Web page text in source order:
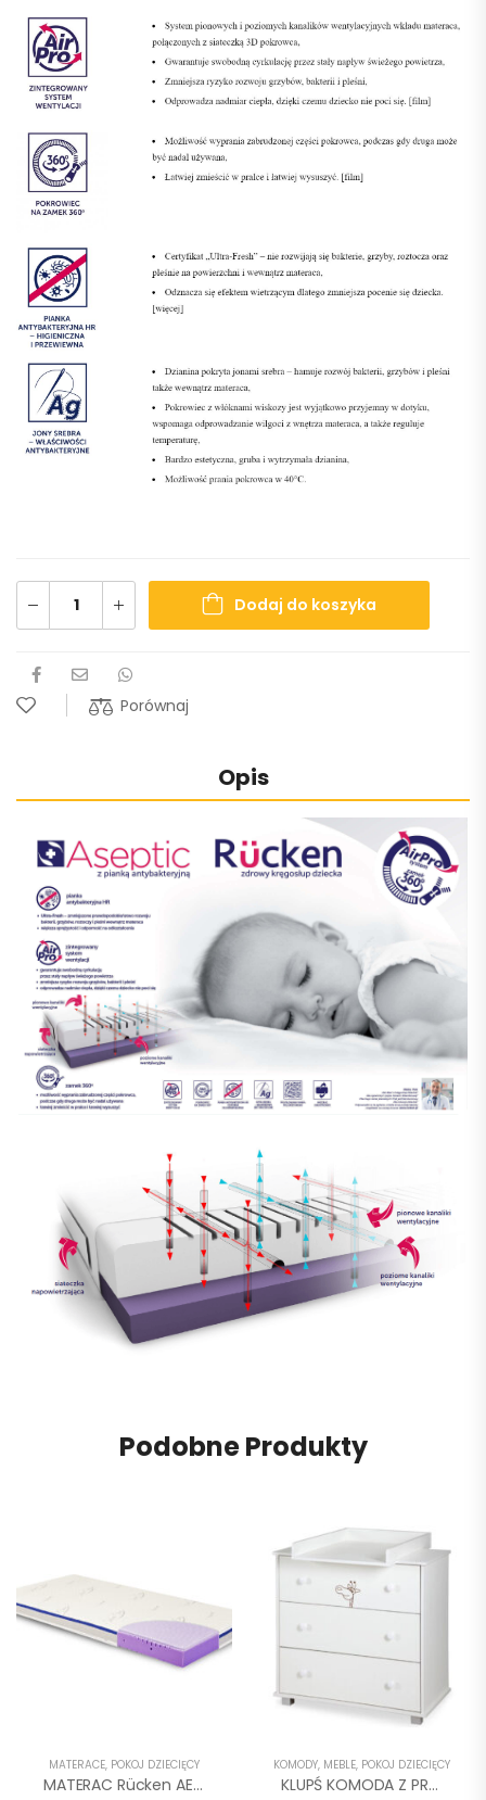
Dodaj do koszyka
Porównaj
Opis
Podobne Produkty
MATERACE, POKÓJ DZIECIĘCY
MATERAC Rücken AERO 120×60 CM
KOMODY, MEBLE, POKÓJ DZIECIĘCY
KLUPŚ KOMODA Z PRZEWIJAKIEM SAFARI ŻYRAFKA BIAŁA